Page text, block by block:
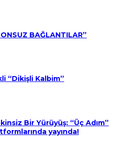
BAĞLANTILAR”
“Dikişli Kalbim”
Bir Yürüyüş: “Üç Adım”
yayında!